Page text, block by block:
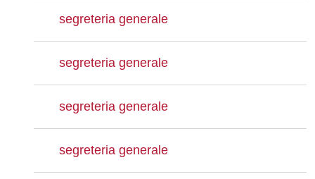
segreteria generale
segreteria generale
segreteria generale
segreteria generale